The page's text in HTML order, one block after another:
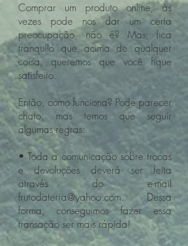
Comprar um produto online, às
vezes pode nos dar um certa
preocupação, não é? Mas, fica
tranquilo que acima de qualquer
coisa, queremos que você fique
satisfeito.
Então, como funciona? Pode parecer
chato, mas temos que seguir
algumas regras:
• Toda a comunicação sobre trocas
e devoluções deverá ser feita
através do e-mail
frutodaterra@yahoo.com. Dessa
forma, conseguimos fazer essa
transação ser mais rápida!